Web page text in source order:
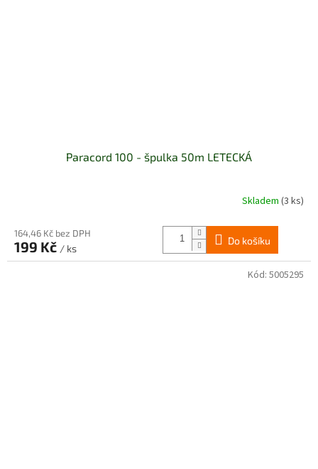
Paracord 100 - špulka 50m LETECKÁ
Skladem (3 ks)
164,46 Kč bez DPH
199 Kč / ks
Do košíku
Kód: 5005295